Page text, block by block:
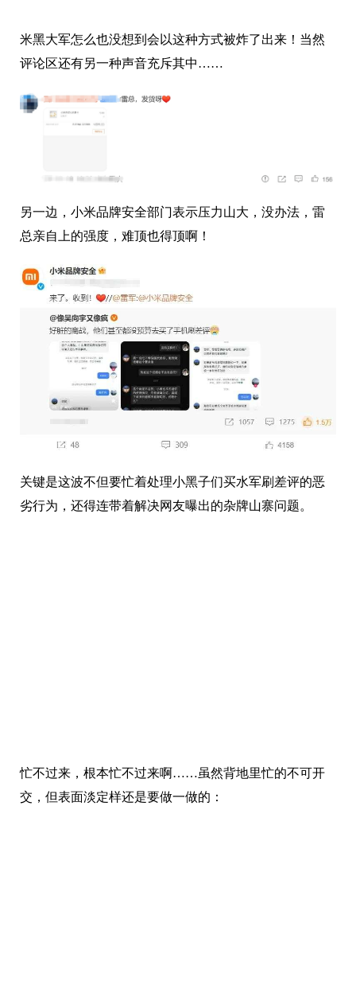
米黑大军怎么也没想到会以这种方式被炸了出来！当然
评论区还有另一种声音充斥其中……
另一边，小米品牌安全部门表示压力山大，没办法，雷
总亲自上的强度，难顶也得顶啊！
关键是这波不但要忙着处理小黑子们买水军刷差评的恶
劣行为，还得连带着解决网友曝出的杂牌山寨问题。
忙不过来，根本忙不过来啊……虽然背地里忙的不可开
交，但表面淡定样还是要做一做的：